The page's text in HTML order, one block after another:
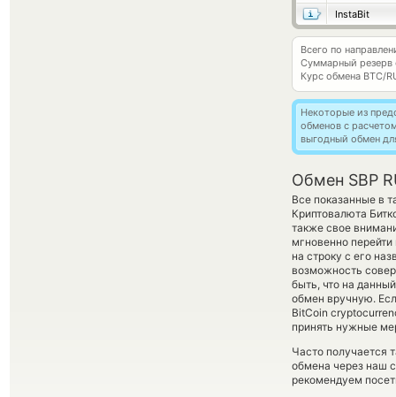
InstaBit
Всего по
Суммарный резерв
Курс обмена BTC/
Некоторые из
обменов с
выгодный обмен
Обмен SBP
Все показанные в
Криптовалюта
также свое
мгновенно
на строку с его
возможность
быть, что на
обмен вручную.
BitCoin
принять нужные
Часто получается
обмена через наш
рекомендуем